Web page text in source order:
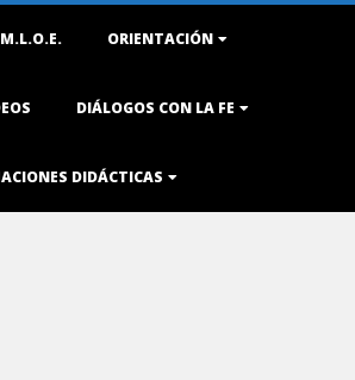
ORIENTACIÓN
DIÁLOGOS CON LA FE
DIDÁCTICAS